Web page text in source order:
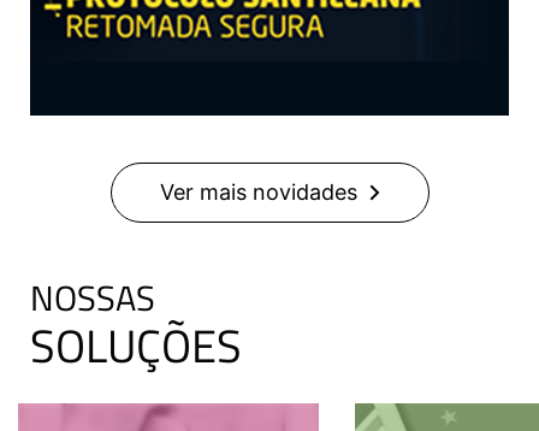
Ver mais novidades
NOSSAS
SOLUÇÕES